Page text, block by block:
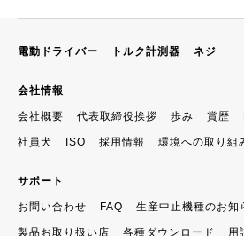
電動ドライバー トルク計測器 ネジ
会社情報
会社概要 代表取締役挨拶 歩み 賞歴
社員犬 ISO 採用情報 環境への取り組
サポート
お問い合わせ FAQ 生産中止機種のお知
製品お取り扱い店 各種ダウンロード 用